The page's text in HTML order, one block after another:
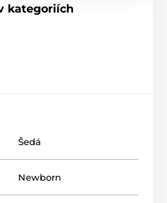
kategoriích
Šedá
Newborn